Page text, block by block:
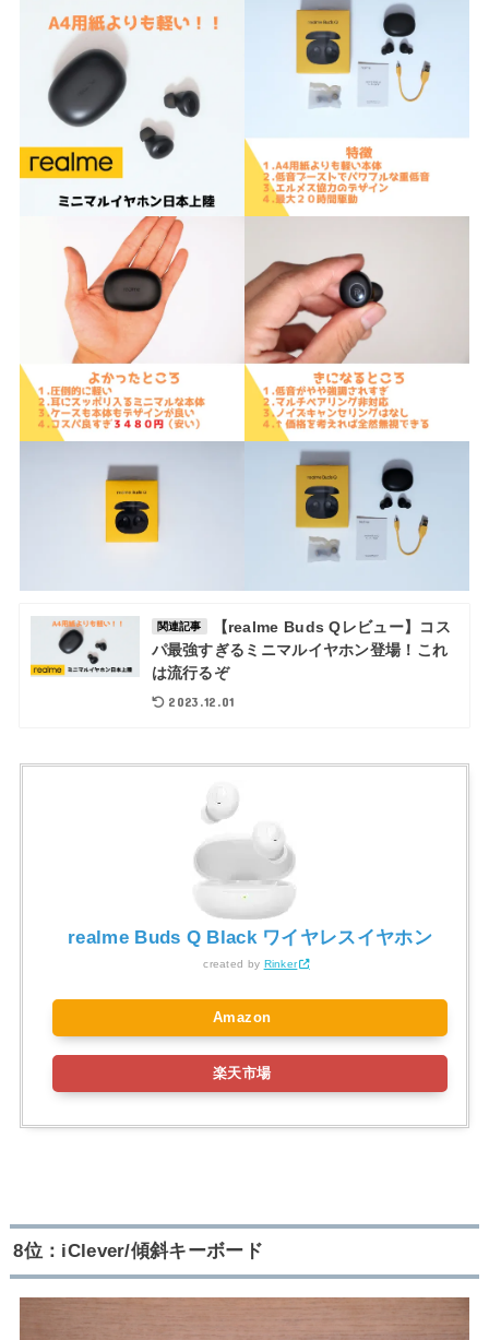
関連記事
【realme Buds Qレビュー】コス
パ最強すぎるミニマルイヤホン登場！これ
は流行るぞ
2023.12.01
realme Buds Q Black ワイヤレスイヤホン
created by Rinker
Amazon
楽天市場
8位：iClever/傾斜キーボード